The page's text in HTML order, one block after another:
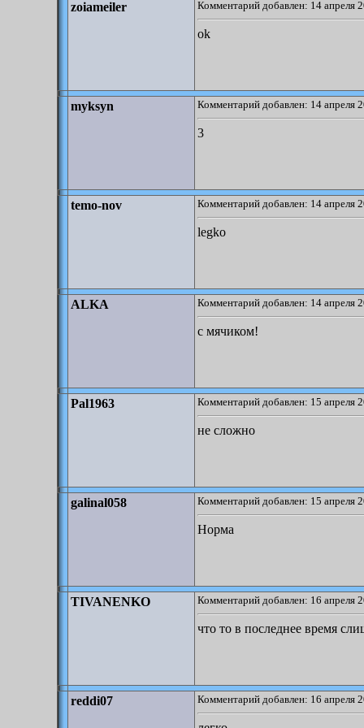
zoiameiler Комментарий добавлен: 14 апреля
ok
myksyn Комментарий добавлен: 14 апреля
3
temo-nov Комментарий добавлен: 14 апреля
legko
ALKA Комментарий добавлен: 14 апреля
с мячиком!
Pal1963 Комментарий добавлен: 15 апреля
не сложно
galinal058 Комментарий добавлен: 15 апреля
Норма
TIVANENKO Комментарий добавлен: 16 апреля
что то в последнее время
reddi07 Комментарий добавлен: 16 апреля